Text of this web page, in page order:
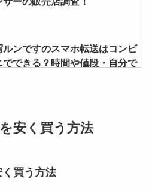
ルンですのスマホ転送はコンビ
でできる？時間や値段・自分で
のクーポンについて徹底紹
安く買う方法
買う方法